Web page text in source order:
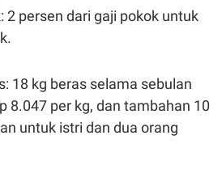
2 persen dari gaji pokok untuk
18 kg beras selama sebulan
8.047 per kg, dan tambahan 10
untuk istri dan dua orang